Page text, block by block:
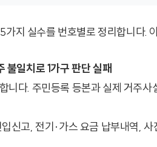
가지 실수를 번호별로 정리합니다.
불일치로 1가구 판단 실패
니다. 주민등록 등본과 실제 거주
신고, 전기·가스 요금 납부내역,